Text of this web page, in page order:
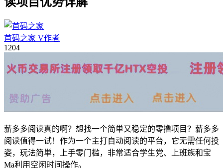
首码之家 V作者
1204
薪多多阅读真的啊？想找一个简単又稳定的零撸项目？薪多多
阅读值得一试！作为一个主打自动阅读的平台，它无需任何投
姿，玩法简単，上手零门槛，非常适合学生党、上班族和宝
Ma利用空闲时间操作。